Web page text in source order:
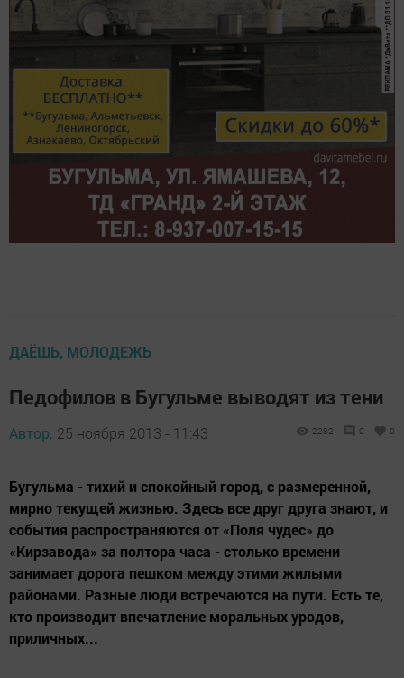
ДАЁШЬ, МОЛОДЕЖЬ
Педофилов в Бугульме выводят из тени
Автор, 25 ноября 2013 - 11:43 2282 0 0
Бугульма - тихий и спокойный город, с размеренной,
мирно текущей жизнью. Здесь все друг друга знают, и
события распространяются от «Поля чудес» до
«Кирзавода» за полтора часа - столько времени
занимает дорога пешком между этими жилыми
районами. Разные люди встречаются на пути. Есть те,
кто производит впечатление моральных уродов,
приличных...